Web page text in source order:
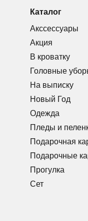
Каталог
Акссессуары
Акция
В кроватку
Головные
На выписку
Новый Год
Одежда
Пледы и
Подарочная
Подарочные
Прогулка
Сет